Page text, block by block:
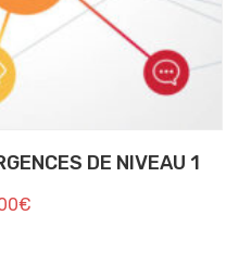
DE NIVEAU 1
€